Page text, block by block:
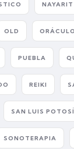
NAYARIT
OLD
PUEBLA
REIKI
SAN LUIS POTOSÍ
SONOTERAPIA